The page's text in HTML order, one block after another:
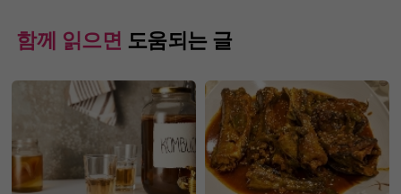
함께 읽으면 도움되는 글